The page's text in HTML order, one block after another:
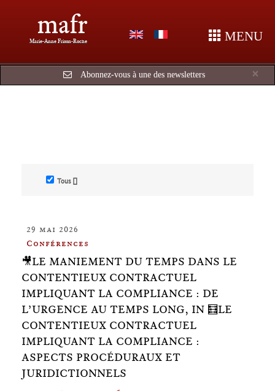
mafr
Marie-Anne Frison-Roche MENU
×
Abonnez-vous à une des newsletters
Tous []
29 mai 2026
Conférences
🎥LE MANIEMENT DU TEMPS DANS LE
CONTENTIEUX CONTRACTUEL
IMPLIQUANT LA COMPLIANCE : DE
L’URGENCE AU TEMPS LONG, IN 🧮LE
CONTENTIEUX CONTRACTUEL
IMPLIQUANT LA COMPLIANCE :
ASPECTS PROCÉDURAUX ET
JURIDICTIONNELS